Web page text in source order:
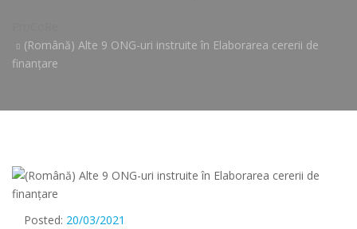
(Română) Alte 9 ONG-uri instruite în Elaborarea cererii de
finanțare
Posted: 20/03/2021